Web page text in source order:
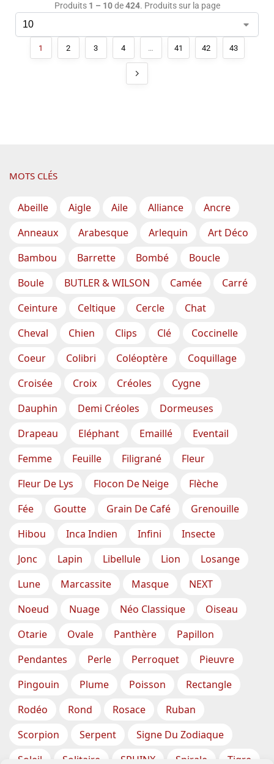
Produits 1 – 10de424. Produits sur la page
1 2 3 4 … 41 42 43
MOTS CLÉS
Abeille Aigle Aile Alliance
Ancre
Anneaux
Arabesque Arlequin
Art Déco
Bambou
Barrette Bombé
Boucle
Boule
BUTLER & WILSON Camée
Carré
Ceinture
Celtique Cercle
Chat
Cheval
Chien Clips Clé
Coccinelle
Coeur
Colibri Coléoptère
Coquillage
Croisée
Croix Créoles
Cygne
Dauphin
Demi Créoles
Dormeuses
Drapeau
Eléphant Emaillé
Eventail
Femme
Feuille Filigrané
Fleur
Fleur De Lys
Flocon De Neige
Flèche
Fée
Goutte Grain De Café
Grenouille
Hibou
Inca Indien Infini
Insecte
Jonc
Lapin Libellule Lion
Losange
Lune
Marcassite Masque
NEXT
Noeud
Nuage Néo Classique
Oiseau
Otarie
Ovale Panthère
Papillon
Pendantes
Perle Perroquet
Pieuvre
Pingouin
Plume Poisson
Rectangle
Rodéo
Rond Rosace
Ruban
Scorpion
Serpent
Signe Du Zodiaque
Soleil
Solitaire SPHINX Spirale Tigre